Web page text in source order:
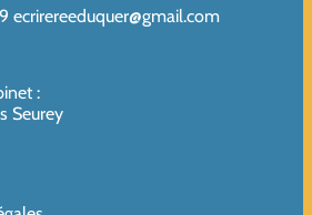
ecrirereeduquer@gmail.com
:
Seurey